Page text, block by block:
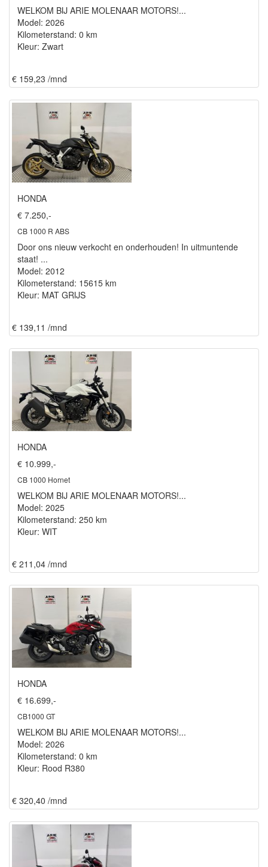
WELKOM BIJ ARIE MOLENAAR MOTORS!...
Model: 2026
Kilometerstand: 0 km
Kleur: Zwart
€ 159,23 /mnd
HONDA
€ 7.250,-
CB 1000 R ABS
Door ons nieuw verkocht en onderhouden! In uitmuntende
staat! ...
Model: 2012
Kilometerstand: 15615 km
Kleur: MAT GRIJS
€ 139,11 /mnd
HONDA
€ 10.999,-
CB 1000 Hornet
WELKOM BIJ ARIE MOLENAAR MOTORS!...
Model: 2025
Kilometerstand: 250 km
Kleur: WIT
€ 211,04 /mnd
HONDA
€ 16.699,-
CB1000 GT
WELKOM BIJ ARIE MOLENAAR MOTORS!...
Model: 2026
Kilometerstand: 0 km
Kleur: Rood R380
€ 320,40 /mnd